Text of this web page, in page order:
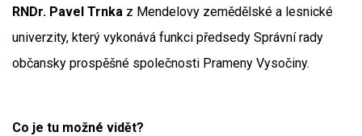
RNDr. Pavel Trnka z Mendelovy zemědělské a lesnické
univerzity, který vykonává funkci předsedy Správní rady
občansky prospěšné společnosti Prameny Vysočiny.
Co je tu možné vidět?